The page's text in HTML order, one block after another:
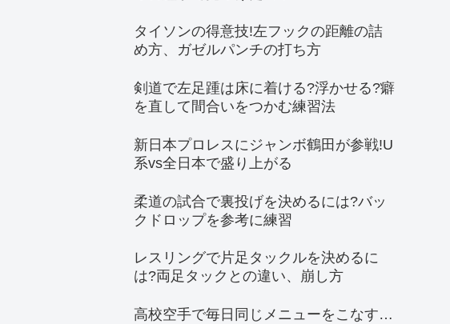
タイソンの得意技!左フックの距離の詰
め方、ガゼルパンチの打ち方
剣道で左足踵は床に着ける?浮かせる?癖
を直して間合いをつかむ練習法
新日本プロレスにジャンボ鶴田が参戦!U
系vs全日本で盛り上がる
柔道の試合で裏投げを決めるには?バッ
クドロップを参考に練習
レスリングで片足タックルを決めるに
は?両足タックとの違い、崩し方
高校空手で毎日同じメニューをこなす…